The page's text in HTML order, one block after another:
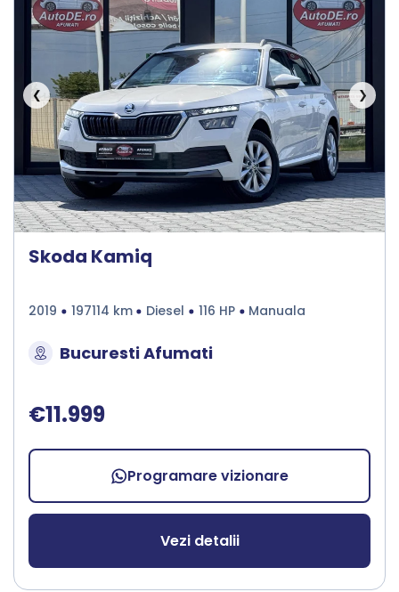
❮ ❯
Skoda Kamiq
2019 197114 km Diesel 116 HP Manuala
Bucuresti Afumati
€11.999
Programare vizionare
Vezi detalii